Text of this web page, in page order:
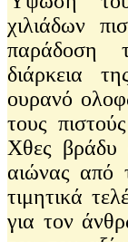
χιλιάδων
παράδοση
διάρκεια
ουρανό
τους
Χθες βράδυ
αιώνας από
τιμητικά
για τον